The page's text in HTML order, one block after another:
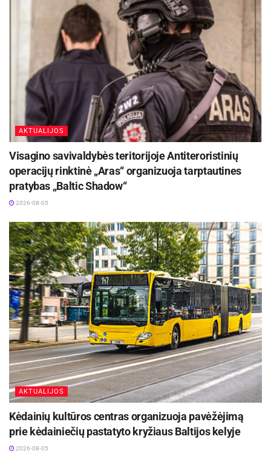
AKTUALIJOS
Visagino savivaldybės teritorijoje Antiteroristinių
operacijų rinktinė „Aras“ organizuoja tarptautines
pratybas „Baltic Shadow“
2026-08-05
AKTUALIJOS
Kėdainių kultūros centras organizuoja pavėžėjimą
prie kėdainiečių pastatyto kryžiaus Baltijos kelyje
2026-08-05